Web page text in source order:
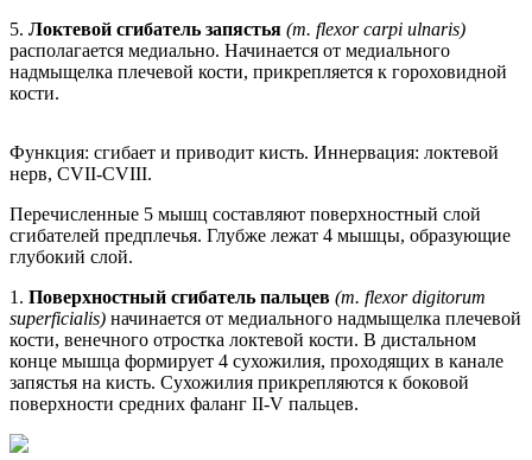
5. Локтевой сгибатель запястья (m. flexor carpi ulnaris)
располагается медиально. Начинается от медиального
надмыщелка плечевой кости, прикрепляется к гороховидной
кости.
Функция: сгибает и приводит кисть. Иннервация: локтевой
нерв, CVII-CVIII.
Перечисленные 5 мышц составляют поверхностный слой
сгибателей предплечья. Глубже лежат 4 мышцы, образующие
глубокий слой.
1. Поверхностный сгибатель пальцев (m. flexor digitorum
superficialis) начинается от медиального надмыщелка плечевой
кости, венечного отростка локтевой кости. В дистальном
конце мышца формирует 4 сухожилия, проходящих в канале
запястья на кисть. Cухожилия прикрепляются к боковой
поверхности средних фаланг II-V пальцев.